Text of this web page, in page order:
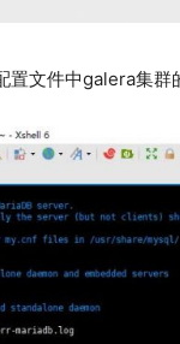
置文件中galera集群